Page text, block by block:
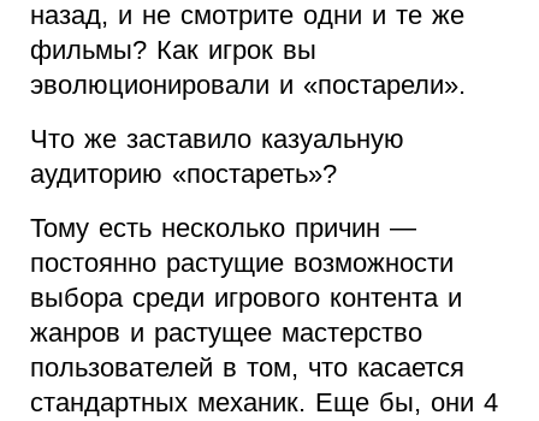
назад, и не смотрите одни и те же
фильмы? Как игрок вы
эволюционировали и «постарели».
Что же заставило казуальную
аудиторию «постареть»?
Тому есть несколько причин —
постоянно растущие возможности
выбора среди игрового контента и
жанров и растущее мастерство
пользователей в том, что касается
стандартных механик. Еще бы, они 4